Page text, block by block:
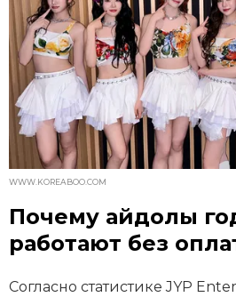
WWW.KOREABOO.COM
Почему айдолы
работают без
Согласно статистике JYP